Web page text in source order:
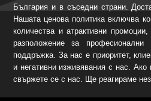
България и в съседни страни.
Нашата ценова политика включва
количества и атрактивни
разположение за професионални
поддръжка. За нас е приоритет,
и негативни изживявания с нас.
свържете се с нас. Ще реагираме